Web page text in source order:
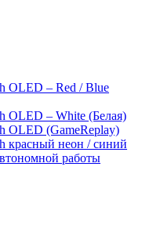
OLED – Red / Blue
OLED – White (Белая)
OLED (GameReplay)
красный неон / синий
работы